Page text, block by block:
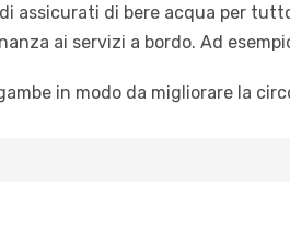
assicurati di bere acqua per
ai servizi a bordo. Ad
in modo da migliorare la